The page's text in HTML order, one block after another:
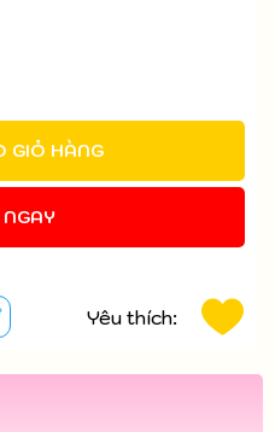
GIỎ HÀNG
Yêu thích: